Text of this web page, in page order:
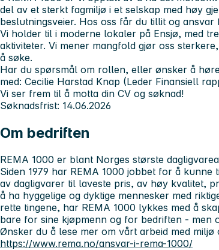
del av et sterkt fagmiljø i et selskap med høy
beslutningsveier. Hos oss får du tillit og
Vi holder til i moderne lokaler på Ensjø, med
aktiviteter. Vi mener mangfold gjør oss
å søke.
Har du spørsmål om rollen, eller ønsker å
med: Cecilie Harstad Knap (Leder Finansiell
Vi ser frem til å motta din CV og søknad!
Søknadsfrist: 14.06.2026
Om bedriften
REMA 1000 er blant Norges største
Siden 1979 har REMA 1000 jobbet for å
av dagligvarer til laveste pris, av høy kvalitet,
å ha hyggelige og dyktige mennesker med
rette tingene, har REMA 1000 lykkes med å
bare for sine kjøpmenn og for bedriften - men
Ønsker du å lese mer om vårt arbeid med miljø
https://www.rema.no/ansvar-i-rema-1000/